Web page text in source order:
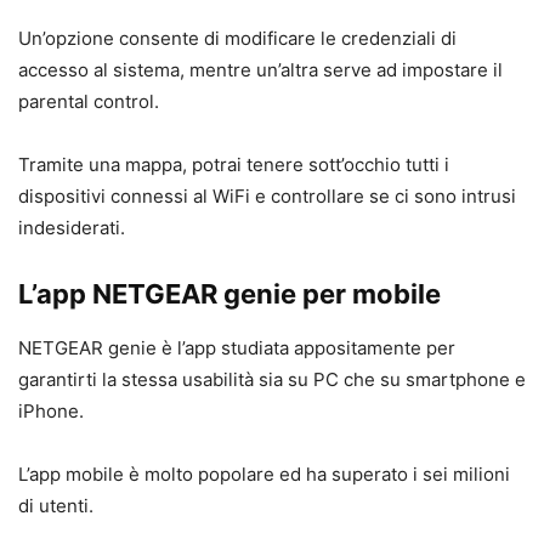
Un’opzione consente di modificare le credenziali di
accesso al sistema, mentre un’altra serve ad impostare il
parental control.
Tramite una mappa, potrai tenere sott’occhio tutti i
dispositivi connessi al WiFi e controllare se ci sono intrusi
indesiderati.
L’app NETGEAR genie per mobile
NETGEAR genie è l’app studiata appositamente per
garantirti la stessa usabilità sia su PC che su smartphone e
iPhone.
L’app mobile è molto popolare ed ha superato i sei milioni
di utenti.